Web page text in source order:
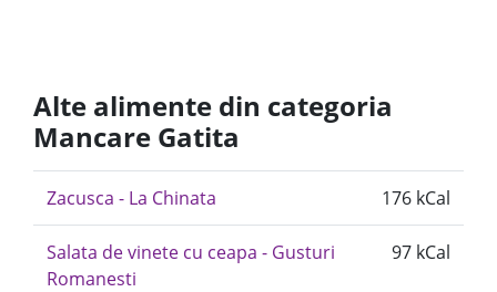
Alte alimente din categoria
Mancare Gatita
Zacusca - La Chinata 176 kCal
Salata de vinete cu ceapa - Gusturi
Romanesti
97 kCal